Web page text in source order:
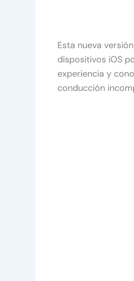
Esta nueva
dispositivos iOS
experiencia y
conducción